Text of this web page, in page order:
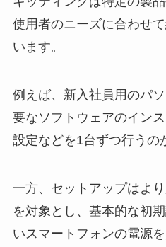
使用者のニーズに合わせ
います。
例えば、新入社員用のパ
要なソフトウェアのイン
設定などを1台ずつ行うの
一方、セットアップはよ
を対象とし、基本的な初
いスマートフォンの電源